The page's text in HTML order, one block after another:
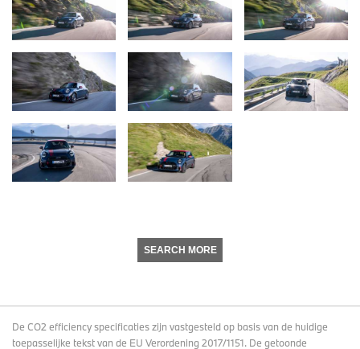
SEARCH MORE
De CO2 efficiency specificaties zijn vastgesteld op basis van de huidige
toepasselijke tekst van de EU Verordening 2017/1151. De getoonde